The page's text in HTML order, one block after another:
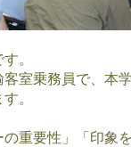
。
室乗務員で、本
。
重要性」「印象